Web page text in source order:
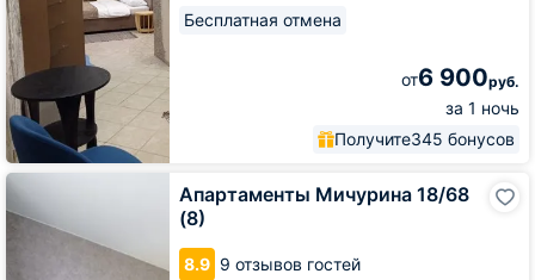
Бесплатная отмена
от6 900руб.
за 1 ночь
Получите345 бонусов
Апартаменты Мичурина 18/68
(8)
8.9 9 отзывов гостей
Апартаменты
18/68